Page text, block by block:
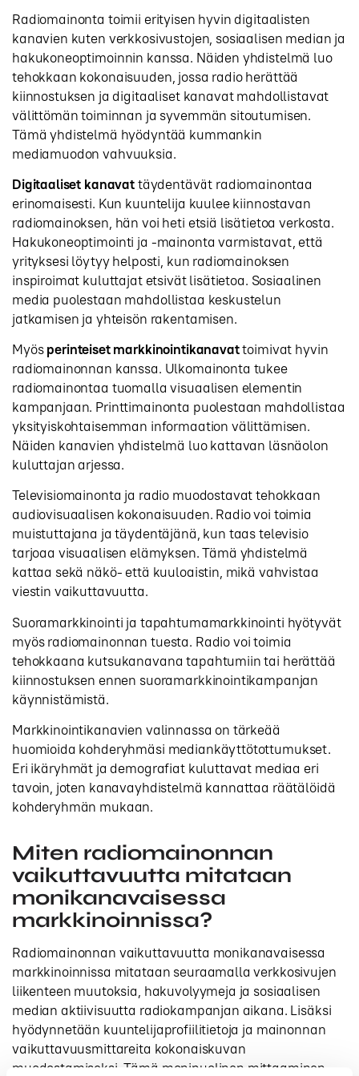
Radiomainonta toimii erityisen hyvin digitaalisten
kanavien kuten verkkosivustojen, sosiaalisen median ja
hakukoneoptimoinnin kanssa. Näiden yhdistelmä luo
tehokkaan kokonaisuuden, jossa radio herättää
kiinnostuksen ja digitaaliset kanavat mahdollistavat
välittömän toiminnan ja syvemmän sitoutumisen.
Tämä yhdistelmä hyödyntää kummankin
mediamuodon vahvuuksia.
Digitaaliset kanavattäydentävät radiomainontaa
erinomaisesti. Kun kuuntelija kuulee kiinnostavan
radiomainoksen, hän voi heti etsiä lisätietoa verkosta.
Hakukoneoptimointi ja -mainonta varmistavat, että
yrityksesi löytyy helposti, kun radiomainoksen
inspiroimat kuluttajat etsivät lisätietoa. Sosiaalinen
media puolestaan mahdollistaa keskustelun
jatkamisen ja yhteisön rakentamisen.
Myösperinteiset markkinointikanavattoimivat hyvin
radiomainonnan kanssa. Ulkomainonta tukee
radiomainontaa tuomalla visuaalisen elementin
kampanjaan. Printtimainonta puolestaan mahdollistaa
yksityiskohtaisemman informaation välittämisen.
Näiden kanavien yhdistelmä luo kattavan läsnäolon
kuluttajan arjessa.
Televisiomainonta ja radio muodostavat tehokkaan
audiovisuaalisen kokonaisuuden. Radio voi toimia
muistuttajana ja täydentäjänä, kun taas televisio
tarjoaa visuaalisen elämyksen. Tämä yhdistelmä
kattaa sekä näkö- että kuuloaistin, mikä vahvistaa
viestin vaikuttavuutta.
Suoramarkkinointi ja tapahtumamarkkinointi hyötyvät
myös radiomainonnan tuesta. Radio voi toimia
tehokkaana kutsukanavana tapahtumiin tai herättää
kiinnostuksen ennen suoramarkkinointikampanjan
käynnistämistä.
Markkinointikanavien valinnassa on tärkeää
huomioida kohderyhmäsi mediankäyttötottumukset.
Eri ikäryhmät ja demografiat kuluttavat mediaa eri
tavoin, joten kanavayhdistelmä kannattaa räätälöidä
kohderyhmän mukaan.
Miten radiomainonnan
vaikuttavuutta mitataan
monikanavaisessa
markkinoinnissa?
Radiomainonnan vaikuttavuutta monikanavaisessa
markkinoinnissa mitataan seuraamalla verkkosivujen
liikenteen muutoksia, hakuvolyymeja ja sosiaalisen
median aktiivisuutta radiokampanjan aikana. Lisäksi
hyödynnetään kuuntelijaprofiilitietoja ja mainonnan
vaikuttavuusmittareita kokonaiskuvan
muodostamiseksi. Tämä monipuolinen mittaaminen